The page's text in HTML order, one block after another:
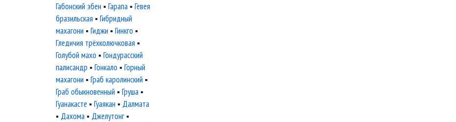
Габонский эбен ▪Гарапа ▪Гевея
бразильская ▪Гибридный
махагони ▪Гиджи ▪Гинкго ▪
Гледичия трёхколючковая ▪
Голубой махо ▪Гондурасский
палисандр ▪Гонкало ▪Горный
махагони ▪Граб каролинский ▪
Граб обыкновенный ▪Груша ▪
Гуанакасте ▪Гуаякан ▪ Далмата
▪ Дахома ▪ Джелутонг ▪